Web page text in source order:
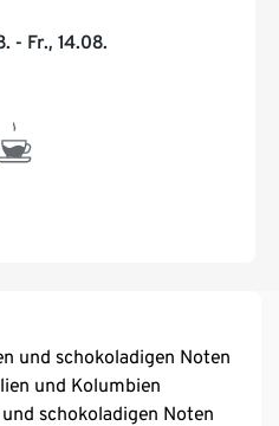
- Fr., 14.08.
und schokoladigen Noten
und Kolumbien
schokoladigen Noten